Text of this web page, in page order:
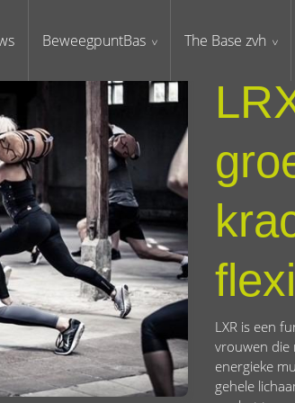
BeweegpuntBas The Base zvh
LXR is een
vrouwen die
energieke
gehele